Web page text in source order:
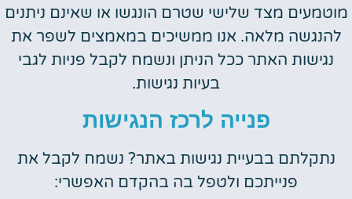
מוטמעים מצד שלישי שטרם הונגשו או שאינם ניתנים
להנגשה מלאה. אנו ממשיכים במאמצים לשפר את
נגישות האתר ככל הניתן ונשמח לקבל פניות לגבי
בעיות נגישות.
פנייה לרכז הנגישות
נתקלתם בבעיית נגישות באתר? נשמח לקבל את
פנייתכם ולטפל בה בהקדם האפשרי: